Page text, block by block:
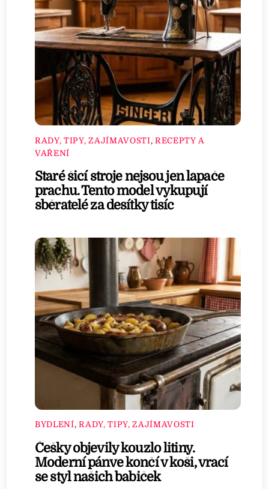
RADY, TIPY, ZAJÍMAVOSTI, RECEPTY A
VAŘENÍ
Staré šicí stroje nejsou jen lapače
prachu. Tento model vykupují
sběratelé za desítky tisíc
BYDLENÍ,RADY, TIPY, ZAJÍMAVOSTI
Češky objevily kouzlo litiny.
Moderní pánve končí v koši, vrací
se styl našich babiček